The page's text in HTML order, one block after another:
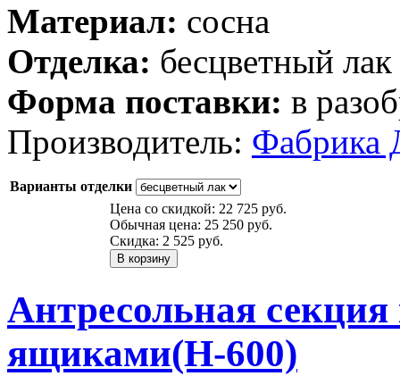
Материал: сосна
Отделка: бесцветный лак
Форма поставки: в
Производитель: Фабрика
Варианты отделки
Цена со скидкой: 22 725 руб.
Обычная цена: 25 250 руб.
Скидка: 2 525 руб.
Антресольная
ящиками(Н-600)